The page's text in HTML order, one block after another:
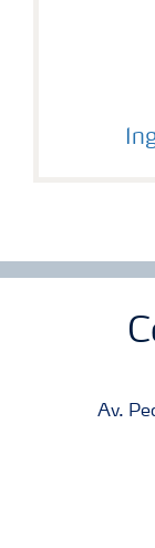
Av.